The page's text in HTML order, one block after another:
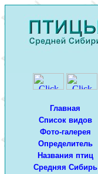
Главная
Список видов
Фото-галерея
Определитель
Названия птиц
Средняя Сибирь